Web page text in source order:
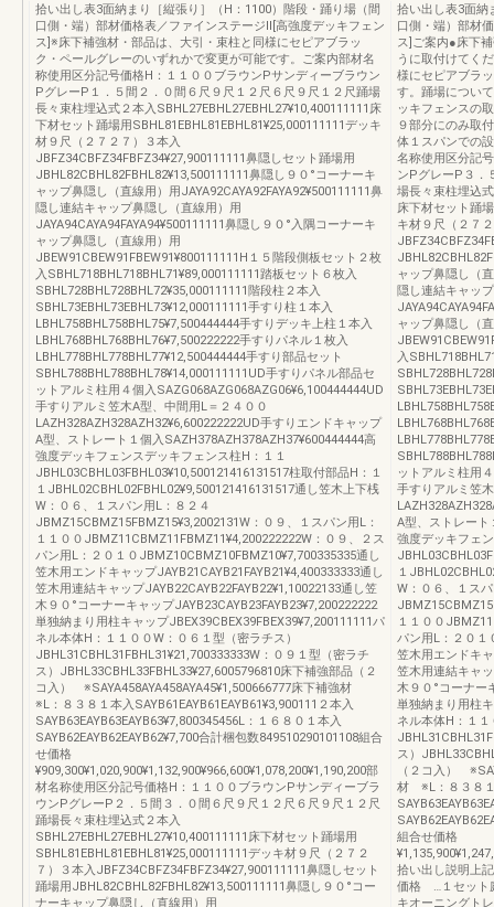
拾い出し表3面納まり［縦張り］（H：1100）階段・踊り場（間
口側・端）部材価格表／ファインステージⅡ[高強度デッキフェン
ス]※床下補強材・部品は、大引・束柱と同様にセピアブラッ
ク・ペールグレーのいずれかで変更が可能です。ご案内部材名
称使用区分記号価格H：１１００ブラウンPサンディーブラウン
PグレーP１．５間２．０間６尺９尺１２尺６尺９尺１２尺踊場
長々束柱埋込式２本入SBHL27EBHL27EBHL27¥10,400111111床
下材セット踊場用SBHL81EBHL81EBHL81¥25,000111111デッキ
材９尺（２７２７）３本入
JBFZ34CBFZ34FBFZ34¥27,900111111鼻隠しセット踊場用
JBHL82CBHL82FBHL82¥13,500111111鼻隠し９０°コーナーキ
ャップ鼻隠し（直線用）用JAYA92CAYA92FAYA92¥500111111鼻
隠し連結キャップ鼻隠し（直線用）用
JAYA94CAYA94FAYA94¥500111111鼻隠し９０°入隅コーナーキ
ャップ鼻隠し（直線用）用
JBEW91CBEW91FBEW91¥800111111H１５階段側板セット２枚
入SBHL718BHL718BHL71¥89,000111111踏板セット６枚入
SBHL728BHL728BHL72¥35,000111111階段柱２本入
SBHL73EBHL73EBHL73¥12,000111111手すり柱１本入
LBHL758BHL758BHL75¥7,500444444手すりデッキ上柱１本入
LBHL768BHL768BHL76¥7,500222222手すりパネル１枚入
LBHL778BHL778BHL77¥12,500444444手すり部品セット
SBHL788BHL788BHL78¥14,000111111UD手すりパネル部品セ
ットアルミ柱用４個入SAZG068AZG068AZG06¥6,100444444UD
手すりアルミ笠木A型、中間用L＝２４００
LAZH328AZH328AZH32¥6,600222222UD手すりエンドキャップ
A型、ストレート１個入SAZH378AZH378AZH37¥600444444高
強度デッキフェンスデッキフェンス柱H：１１
JBHL03CBHL03FBHL03¥10,500121416131517柱取付部品H：１
１JBHL02CBHL02FBHL02¥9,500121416131517通し笠木上下桟
W：０６、１スパン用L：８２４
JBMZ15CBMZ15FBMZ15¥3,2002131W：０９、１スパン用L：
１１００JBMZ11CBMZ11FBMZ11¥4,200222222W：０９、２ス
パン用L：２０１０JBMZ10CBMZ10FBMZ10¥7,700335335通し
笠木用エンドキャップJAYB21CAYB21FAYB21¥4,400333333通し
笠木用連結キャップJAYB22CAYB22FAYB22¥1,10022133通し笠
木９０°コーナーキャップJAYB23CAYB23FAYB23¥7,200222222
単独納まり用柱キャップJBEX39CBEX39FBEX39¥7,200111111パ
ネル本体H：１１００W：０６１型（密ラチス）
JBHL31CBHL31FBHL31¥21,700333333W：０９１型（密ラチ
ス）JBHL33CBHL33FBHL33¥27,6005796810床下補強部品（２
コ入） ※SAYA458AYA458AYA45¥1,500666777床下補強材
※L：８３８１本入SAYB61EAYB61EAYB61¥3,900111２本入
SAYB63EAYB63EAYB63¥7,800345456L：１６８０１本入
SAYB62EAYB62EAYB62¥7,700合計梱包数849510290101108組合
せ価格
¥909,300¥1,020,900¥1,132,900¥966,600¥1,078,200¥1,190,200部
材名称使用区分記号価格H：１１００ブラウンPサンディーブラ
ウンPグレーP２．５間３．０間６尺９尺１２尺６尺９尺１２尺
踊場長々束柱埋込式２本入
SBHL27EBHL27EBHL27¥10,400111111床下材セット踊場用
SBHL81EBHL81EBHL81¥25,000111111デッキ材９尺（２７２
７）３本入JBFZ34CBFZ34FBFZ34¥27,900111111鼻隠しセット
踊場用JBHL82CBHL82FBHL82¥13,500111111鼻隠し９０°コー
ナーキャップ鼻隠し（直線用）用
拾い出し表3面納
口側・端）部材
ス]ご案内●床下
うに取付けてく
様にセピアブラ
す。踊場につい
ッキフェンスの
９部分にのみ取
体１スパンでの
名称使用区分記
ンPグレーP３．
場長々束柱埋込
床下材セット踊
キ材９尺（２７
ャップ鼻隠し（
隠し連結キャッ
ャップ鼻隠し（
入
ットアルミ柱用
手すりアルミ笠
A型、ストレート
強度デッキフェ
１
W：０６、１ス
１１００
パン用L：２０１
笠木用エンドキ
笠木用連結キャ
木９０°コーナー
単独納まり用柱
ネル本体H：１
ス）
（２コ入）
材 ※L：８３８１
組合せ価格
拾い出し説明上
価格 …１セット
キオーニングト